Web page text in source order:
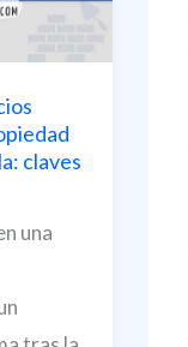
claves
una